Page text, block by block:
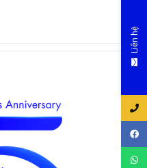
Liên hệ